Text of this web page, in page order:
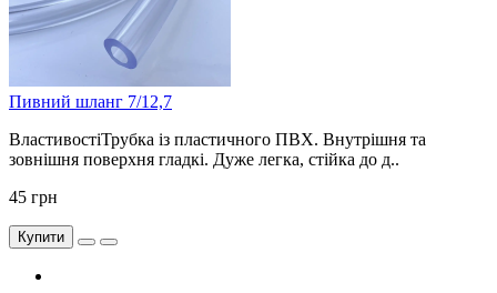
Пивний шланг 7/12,7
ВластивостіТрубка із пластичного ПВХ. Внутрішня та
зовнішня поверхня гладкі. Дуже легка, стійка до д..
45 грн
Купити